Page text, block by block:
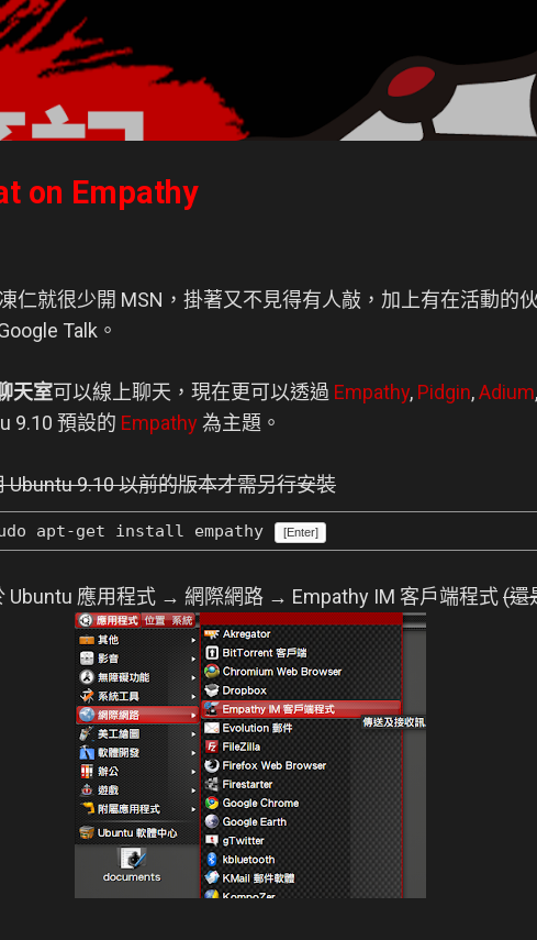
on Empathy
仁就很少開 MSN，掛著又不見得有人敲，加上有在活動的
Talk。
天室可以線上聊天，現在更可以透過 Empathy, Pidgin,Adium,
9.10 預設的 Empathy 為主題。
Ubuntu 9.10 以前的版本才需另行安裝
apt-get install empathy [Enter]
Ubuntu 應用程式 → 網際網路 → Empathy IM 客戶端程式(還